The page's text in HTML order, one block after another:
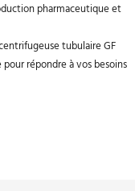
pharmaceutique et
tubulaire GF
répondre à vos besoins